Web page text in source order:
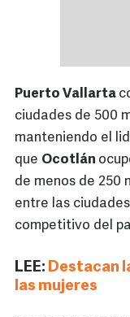
Puerto Vallarta
ciudades de 500
manteniendo el
que Ocotlán
de menos de 250
entre las
competitivo del
LEE: Destacan
las mujeres